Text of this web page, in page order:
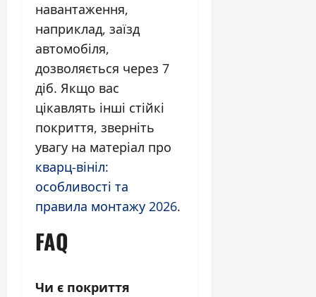
навантаження,
наприклад, заїзд
автомобіля,
дозволяється через 7
діб. Якщо вас
цікавлять інші стійкі
покриття, зверніть
увагу на матеріал про
кварц-вініл:
особливості та
правила монтажу 2026.
FAQ
Чи є покриття